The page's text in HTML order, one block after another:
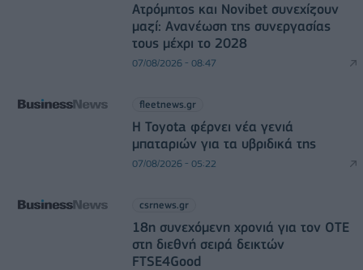
Ατρόμητος και Novibet συνεχίζουν
μαζί: Ανανέωση της συνεργασίας
τους μέχρι το 2028
07/08/2026 - 08:47
fleetnews.gr
Η Toyota φέρνει νέα γενιά
μπαταριών για τα υβριδικά της
07/08/2026 - 05:22
csrnews.gr
18η συνεχόμενη χρονιά για τον ΟΤΕ
στη διεθνή σειρά δεικτών
FTSE4Good